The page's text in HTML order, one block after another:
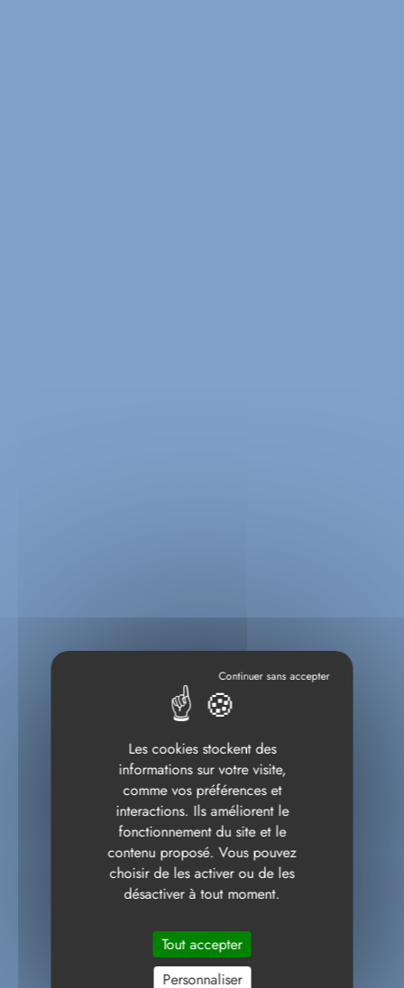
Les cookies stockent des
informations sur votre visite,
comme vos préférences et
interactions. Ils améliorent le
fonctionnement du site et le
contenu proposé. Vous pouvez
choisir de les activer ou de les
désactiver à tout moment.
Tout accepter
Personnaliser